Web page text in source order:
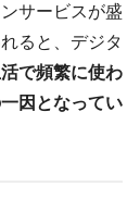
サービスが盛
ると、デジタ
活で頻繁に使わ
因となってい